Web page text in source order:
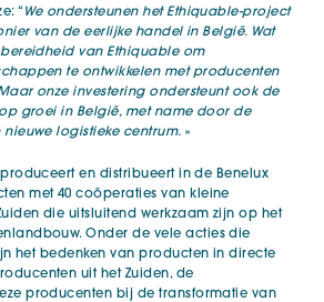
“ We ondersteunen het Ethiquable-project
van de eerlijke handel in België. Wat
van Ethiquable om
te ontwikkelen met producenten
onze investering ondersteunt ook de
groei in België, met name door de
logistieke centrum. »
en distribueert in de Benelux
met 40 coöperaties van kleine
die uitsluitend werkzaam zijn op het
Onder de vele acties die
het bedenken van producten in directe
uit het Zuiden, de
producenten bij de transformatie van